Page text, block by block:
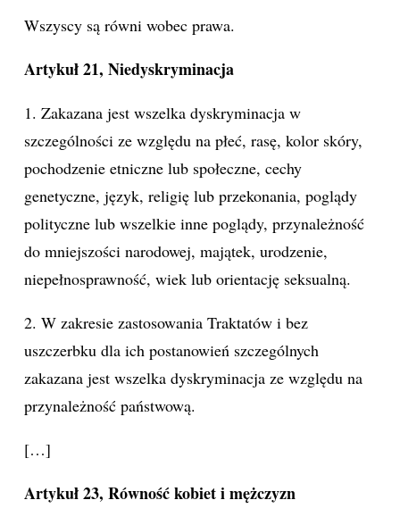
Wszyscy są równi wobec prawa.
Artykuł 21, Niedyskryminacja
1. Zakazana jest wszelka dyskryminacja w
szczególności ze względu na płeć, rasę, kolor skóry,
pochodzenie etniczne lub społeczne, cechy
genetyczne, język, religię lub przekonania, poglądy
polityczne lub wszelkie inne poglądy, przynależność
do mniejszości narodowej, majątek, urodzenie,
niepełnosprawność, wiek lub orientację seksualną.
2. W zakresie zastosowania Traktatów i bez
uszczerbku dla ich postanowień szczególnych
zakazana jest wszelka dyskryminacja ze względu na
przynależność państwową.
[…]
Artykuł 23, Równość kobiet i mężczyzn